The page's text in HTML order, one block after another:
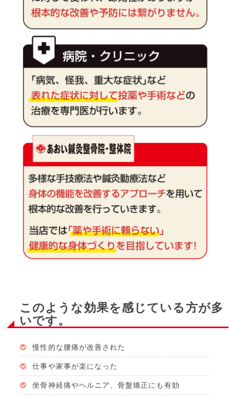
このような効果を感じている方が多
いです。
慢性的な腰痛が改善された
仕事や家事が楽になった
坐骨神経痛やヘルニア、骨盤矯正にも有効